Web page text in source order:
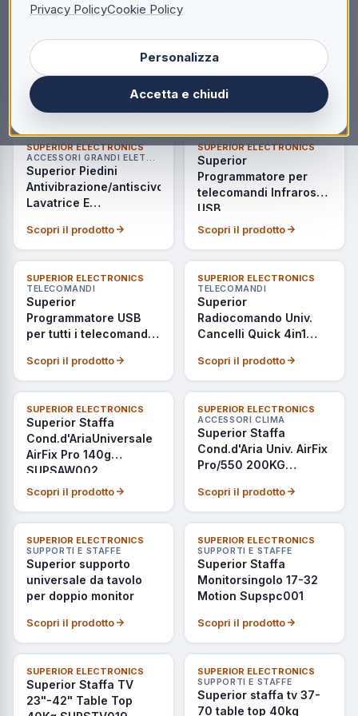
Privacy PolicyCookie Policy
Personalizza
Accetta e chiudi
SUPERIOR ELECTRONICS
Superior Kit
Sovrapposizione
Lavatrice+asciugatrice
Tower Slim 1
Scopri il prodotto
Superior Kit
Sovrapposizione
Asciugatrice Con
Scopri il prodotto
SUPERIOR ELECTRONICS
ACCESSORI GRANDI ELETTRODOMESTICI
Superior Piedini
Antivibrazione/antiscivolo
Lavatrice E
Scopri il prodotto
SUPERIOR ELECTRONICS
Superior
Programmatore per
telecomandi Infrarossi
USB
Scopri il prodotto
SUPERIOR ELECTRONICS
TELECOMANDI
Superior
Programmatore USB
per tutti i telecomandi
Scopri il prodotto
ULTIMI PEZZI
SUPERIOR ELECTRONICS
TELECOMANDI
Superior
Radiocomando Univ.
Cancelli Quick 4in1
Scopri il prodotto
SUPERIOR ELECTRONICS
Superior Staffa
Cond.d'AriaUniversale
AirFix Pro 140g
SUPSAW002
Scopri il prodotto
SUPERIOR ELECTRONICS
ACCESSORI CLIMA
Superior Staffa
Cond.d'Aria Univ. AirFix
Pro/550 200KG
Scopri il prodotto
SUPERIOR ELECTRONICS
SUPPORTI E STAFFE
Superior supporto
universale da tavolo
per doppio monitor
Scopri il prodotto
SUPERIOR ELECTRONICS
SUPPORTI E STAFFE
Superior Staffa
Monitorsingolo 17-32
Motion Supspc001
Scopri il prodotto
SUPERIOR ELECTRONICS
Superior Staffa TV
23"-42" Table Top
SUPERIOR ELECTRONICS
SUPPORTI E STAFFE
Superior staffa tv 37-
70 table top 40kg